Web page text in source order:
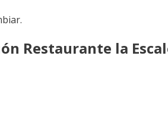
Restaurante la